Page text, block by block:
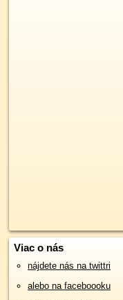
Viac o nás
nájdete nás na twittri
alebo na faceboooku